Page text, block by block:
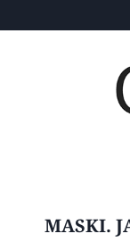
do
MASKI.